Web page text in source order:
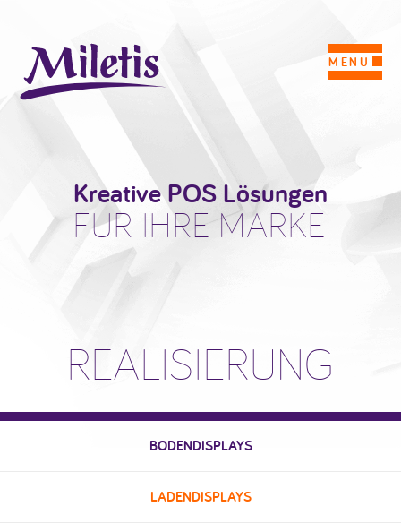
REALISIERUNG
Kreative POS Lösungen
FÜR IHRE MARKE
MENU
BODENDISPLAYS
LADENDISPLAYS